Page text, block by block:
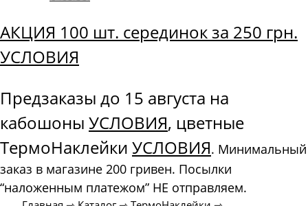
АКЦИЯ 100 шт. серединок за 250 грн.
УСЛОВИЯ
Предзаказы до 15 августа на
кабошоны УСЛОВИЯ, цветные
ТермоНаклейки УСЛОВИЯ. Минимальный
заказ в магазине 200 гривен. Посылки
“наложенным платежом” НЕ отправляем.